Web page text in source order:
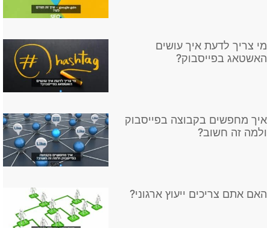
איך מחפשים בקבוצה בפייסבוק
ולמה זה חשוב?
האם אתם צריכים ייעוץ ארגוני?
פרסום בקבוצות בפייסבוק: כך